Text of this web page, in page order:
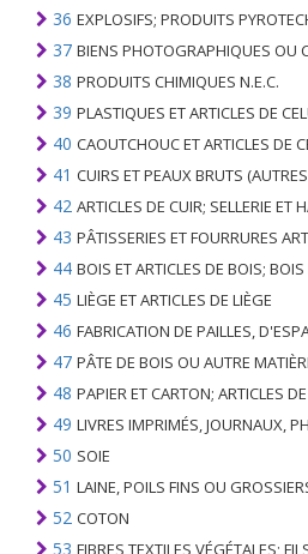
36 EXPLOSIFS; PRODUITS PYROTECHNIQUES; ALLUMETTES; ALLIAGES
37 BIENS PHOTOGRAPHIQUES OU
38 PRODUITS CHIMIQUES N.E.C.
39 PLASTIQUES ET ARTICLES DE
40 CAOUTCHOUC ET ARTICLES DE
41 CUIRS ET PEAUX BRUTS
42 ARTICLES DE CUIR; SELLERIE ET ​​HARNAIS; ARTICLES DE VOYAGE, SACS À MAIN ET
43 PÂTISSERIES ET FOURRURES
44 BOIS ET ARTICLES DE BOIS;
45 LIÈGE ET ARTICLES DE LIÈGE
46 FABRICATION DE PAILLES, D'ESPARO OU D'AUTRES
47 PÂTE DE BOIS OU AUTRE MATIÈRE CELLULOSIQUE FIBREUSE;
48 PAPIER ET CARTON; ARTICLES DE PATE A
49 LIVRES IMPRIMÉS, JOURNAUX, PHOTOS ET AUTRES PRODUITS DE
50 SOIE
51 LAINE, POILS FINS OU GROSSIERS;
52 COTON
53 FIBRES TEXTILES VÉGÉTALES; FILS DE